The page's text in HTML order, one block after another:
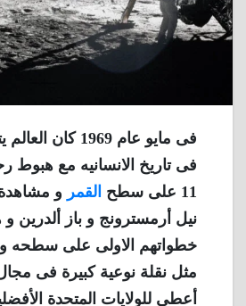
فى مايو عام 1969
فى تاريخ الانسانيه مع هبوط
11 على سطح
القمر و
نيل أرمسترونج و باز ألدرين
خطواتهم الاولى على سطحه و
مثل نقلة نوعية كبيرة فى
أعطى للولايات المتحدة